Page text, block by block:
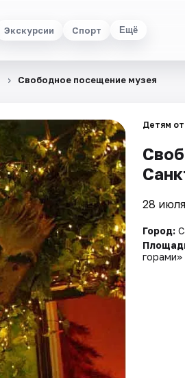
Экскурсии Спорт Ещё
Свободное посещение музея
Детям
28
Город:
горами»